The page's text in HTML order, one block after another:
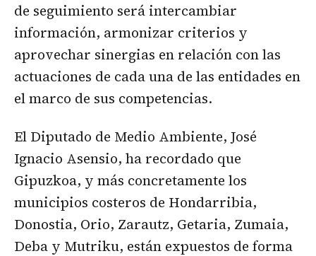
de seguimiento será intercambiar
información, armonizar criterios y
aprovechar sinergias en relación con las
actuaciones de cada una de las entidades en
el marco de sus competencias.
El Diputado de Medio Ambiente, José
Ignacio Asensio, ha recordado que
Gipuzkoa, y más concretamente los
municipios costeros de Hondarribia,
Donostia, Orio, Zarautz, Getaria, Zumaia,
Deba y Mutriku, están expuestos de forma